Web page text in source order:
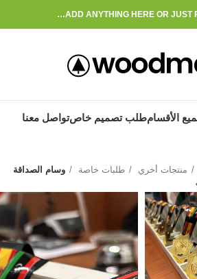
ADD ANYTHING HERE OR JUST
الأقسامطلب تصميم خاصتواصل معنا
منتجات أخري طلبات خاصة وسام الصداقة